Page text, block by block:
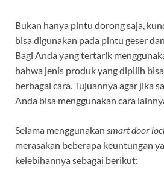
Bukan hanya pintu dorong saja,
bisa digunakan pada pintu geser
Bagi Anda yang tertarik
bahwa jenis produk yang dipilih
berbagai cara. Tujuannya agar jika
Anda bisa menggunakan cara
Selama menggunakan smart door
merasakan beberapa keuntungan
kelebihannya sebagai berikut: